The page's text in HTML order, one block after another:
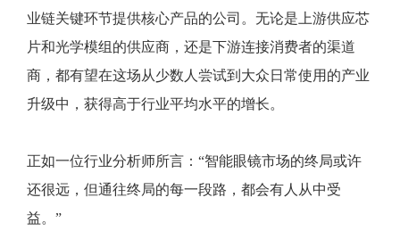
业链关键环节提供核心产品的公司。无论是上游供应芯
片和光学模组的供应商，还是下游连接消费者的渠道
商，都有望在这场从少数人尝试到大众日常使用的产业
升级中，获得高于行业平均水平的增长。
正如一位行业分析师所言：“智能眼镜市场的终局或许
还很远，但通往终局的每一段路，都会有人从中受
益。”